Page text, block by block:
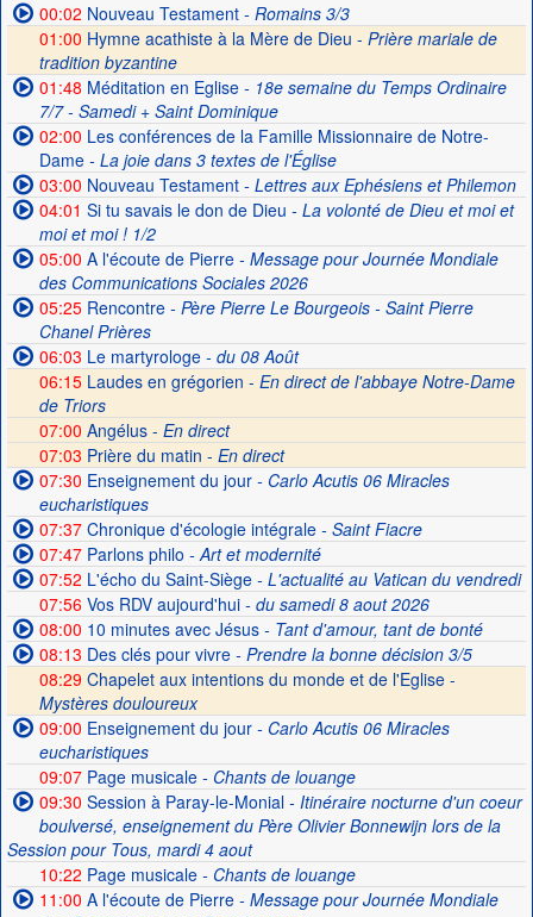
00:02 Nouveau Testament- Romains 3/3
01:00 Hymne acathiste à la Mère de Dieu - Prière mariale de
tradition byzantine
01:48 Méditation en Eglise- 18e semaine du Temps Ordinaire
7/7 - Samedi + Saint Dominique
02:00 Les conférences de la Famille Missionnaire de Notre-
Dame- La joie dans 3 textes de l'Église
03:00 Nouveau Testament- Lettres aux Ephésiens et Philemon
04:01 Si tu savais le don de Dieu - La volonté de Dieu et moi et
moi et moi ! 1/2
05:00 A l'écoute de Pierre- Message pour Journée Mondiale
des Communications Sociales 2026
05:25Rencontre- Père Pierre Le Bourgeois - Saint Pierre
Chanel Prières
06:03 Le martyrologe- du 08 Août
06:15Laudes en grégorien - En direct de l'abbaye Notre-Dame
de Triors
07:00 Angélus - En direct
07:03 Prière du matin - En direct
07:30 Enseignement du jour- Carlo Acutis 06 Miracles
eucharistiques
07:37Chronique d'écologie intégrale- Saint Fiacre
07:47Parlons philo - Art et modernité
07:52 L'écho du Saint-Siège- L'actualité au Vatican du vendredi
07:56Vos RDV aujourd'hui- du samedi 8 aout 2026
08:00 10 minutes avec Jésus- Tant d'amour, tant de bonté
08:13 Des clés pour vivre- Prendre la bonne décision 3/5
08:29 Chapelet aux intentions du monde et de l'Eglise -
Mystères douloureux
09:00 Enseignement du jour- Carlo Acutis 06 Miracles
eucharistiques
09:07Page musicale- Chants de louange
09:30 Session à Paray-le-Monial- Itinéraire nocturne d'un coeur
boulversé, enseignement du Père Olivier Bonnewijn lors de la
Session pour Tous, mardi 4 aout
10:22 Page musicale- Chants de louange
11:00 A l'écoute de Pierre- Message pour Journée Mondiale